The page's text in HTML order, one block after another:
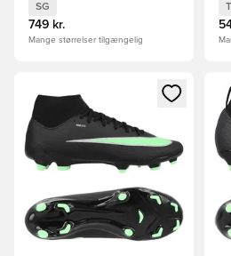
SG
749 kr.
Mange størrelser tilgængelig
Åbner en Modal til at logge ind